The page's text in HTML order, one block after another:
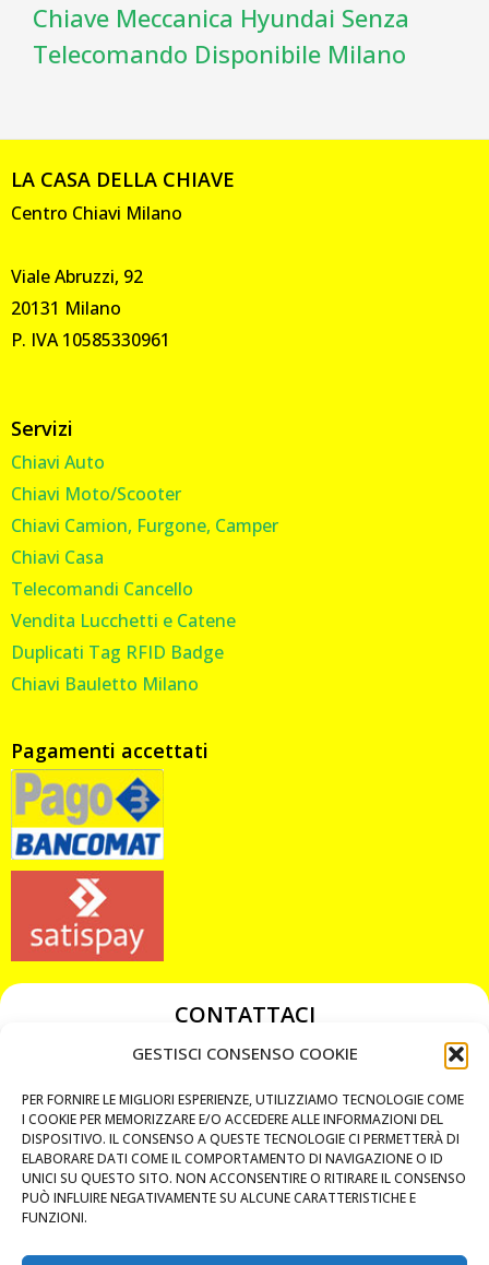
GESTISCI CONSENSO COOKIE
PER FORNIRE LE MIGLIORI ESPERIENZE, UTILIZZIAMO TECNOLOGIE COME
I COOKIE PER MEMORIZZARE E/O ACCEDERE ALLE INFORMAZIONI DEL
DISPOSITIVO. IL CONSENSO A QUESTE TECNOLOGIE CI PERMETTERÀ DI
ELABORARE DATI COME IL COMPORTAMENTO DI NAVIGAZIONE O ID
UNICI SU QUESTO SITO. NON ACCONSENTIRE O RITIRARE IL CONSENSO
PUÒ INFLUIRE NEGATIVAMENTE SU ALCUNE CARATTERISTICHE E
FUNZIONI.
Chiave Meccanica Hyundai Senza
Telecomando Disponibile Milano
LA CASA DELLA CHIAVE
Centro Chiavi Milano
Viale Abruzzi, 92
20131 Milano
P. IVA 10585330961
Servizi
Chiavi Auto
Chiavi Moto/Scooter
Chiavi Camion, Furgone, Camper
Chiavi Casa
Telecomandi Cancello
Vendita Lucchetti e Catene
Duplicati Tag RFID Badge
Chiavi Bauletto Milano
Pagamenti accettati
CONTATTACI
349 3863811
chiavicodificate@gmail.com
Privacy Policy
Cookie Policy